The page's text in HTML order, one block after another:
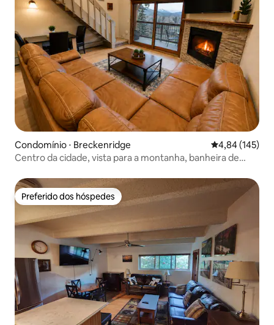
Condomínio ⋅ Breckenridge 4,84 de uma
4,84 (145)
Centro da cidade, vista para a montanha, banheira de
Preferido dos hóspedes
Preferido dos hóspedes